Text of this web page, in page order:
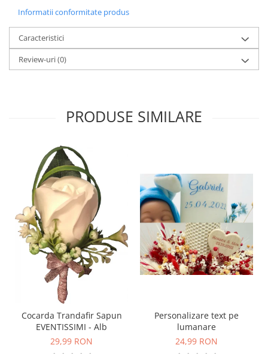
Informatii conformitate produs
Caracteristici
Review-uri(0)
PRODUSE SIMILARE
Cocarda Trandafir Sapun
EVENTISSIMI - Alb
29,99 RON
Personalizare text pe
lumanare
24,99 RON